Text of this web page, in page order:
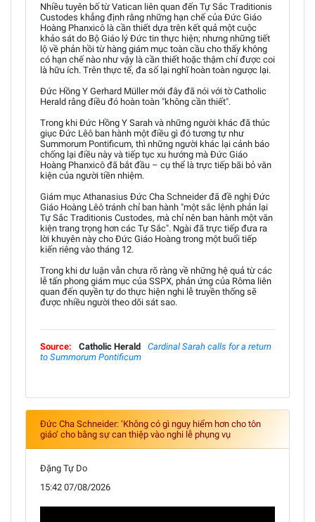
Nhiều tuyên bố từ Vatican liên quan đến Tự Sắc Traditionis
Custodes khẳng định rằng những hạn chế của Đức Giáo
Hoàng Phanxicô là cần thiết dựa trên kết quả một cuộc
khảo sát do Bộ Giáo lý Đức tin thực hiện; nhưng những tiết
lộ về phản hồi từ hàng giám mục toàn cầu cho thấy không
có hạn chế nào như vậy là cần thiết hoặc thậm chí được coi
là hữu ích. Trên thực tế, đa số lại nghĩ hoàn toàn ngược lại.
Đức Hồng Y Gerhard Müller mới đây đã nói với tờ Catholic
Herald rằng điều đó hoàn toàn "không cần thiết".
Trong khi Đức Hồng Y Sarah và những người khác đã thúc
giục Đức Lêô ban hành một điều gì đó tương tự như
Summorum Pontificum, thì những người khác lại cảnh báo
chống lại điều này và tiếp tục xu hướng mà Đức Giáo
Hoàng Phanxicô đã bắt đầu – cụ thể là trực tiếp bãi bỏ văn
kiện của người tiền nhiệm.
Giám mục Athanasius Đức Cha Schneider đã đề nghị Đức
Giáo Hoàng Lêô tránh chỉ ban hành "một sắc lệnh phản lại
Tự Sắc Traditionis Custodes, mà chỉ nên ban hành một văn
kiện trang trọng hơn các Tự Sắc". Ngài đã trực tiếp đưa ra
lời khuyên này cho Đức Giáo Hoàng trong một buổi tiếp
kiến riêng vào tháng 12.
Trong khi dư luận vẫn chưa rõ ràng về những hệ quả từ các
lễ tấn phong giám mục của SSPX, phản ứng của Rôma liên
quan đến quyền tự do thực hiện nghi lễ truyền thống sẽ
được nhiều người theo dõi sát sao.
Source: Catholic Herald
Cardinal Sarah calls for a return
to Summorum Pontificum
Đức Cha Schneider: ‘Không có gì nguy hiểm hơn cho tôn
giáo’ cho bằng sự can thiệp vào nghi lễ phụng vụ
Đặng Tự Do
15:42 07/08/2026